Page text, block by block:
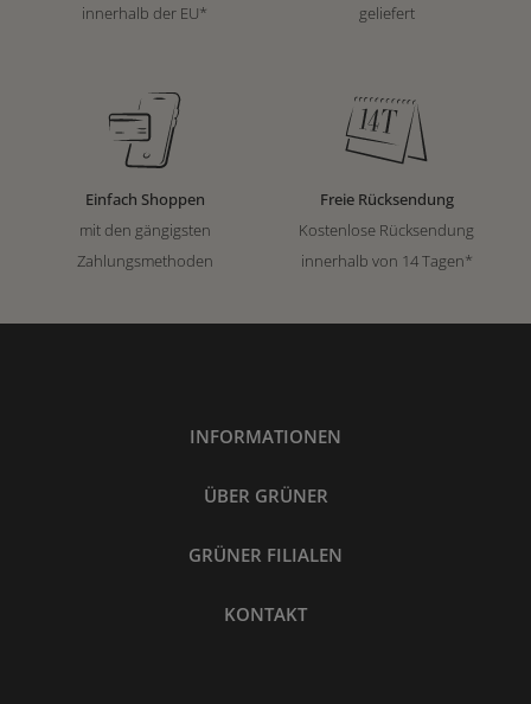
innerhalb der EU*
geliefert
Einfach Shoppen
mit den gängigsten
Zahlungsmethoden
Freie Rücksendung
Kostenlose Rücksendung
innerhalb von 14 Tagen*
INFORMATIONEN
ÜBER GRÜNER
GRÜNER FILIALEN
KONTAKT